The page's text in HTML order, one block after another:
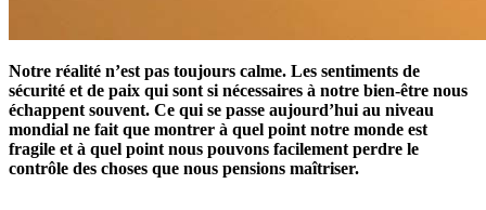
Notre réalité n’est pas toujours calme. Les sentiments de
sécurité et de paix qui sont si nécessaires à notre bien-être nous
échappent souvent. Ce qui se passe aujourd’hui au niveau
mondial ne fait que montrer à quel point notre monde est
fragile et à quel point nous pouvons facilement perdre le
contrôle des choses que nous pensions maîtriser.